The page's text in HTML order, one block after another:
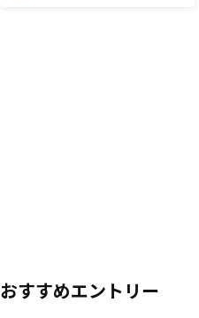
おすすめエントリー